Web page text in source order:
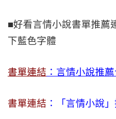
■好看言情小說書單推薦
下藍色字體
書單連結 ：言情小說推
書單連結 ：「言情小說